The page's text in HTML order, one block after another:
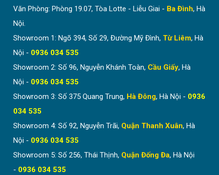
Văn Phòng: Phòng 19.07, Tòa Lotte - Liễu Giai - Ba Đình, Hà
Nội.
Showroom 1: Ngõ 394, Số 29, Đường Mỹ Đình, Từ Liêm, Hà
Nội - 0936 034 535
Showroom 2: Số 96, Nguyễn Khánh Toàn, Cầu Giấy, Hà
Nội - 0936 034 535
Showroom 3: Số 375 Quang Trung, Hà Đông, Hà Nội - 0936
034 535
Showroom 4: Số 92, Nguyễn Trãi, Quận Thanh Xuân, Hà
Nội - 0936 034 535
Showroom 5: Số 256, Thái Thịnh, Quận Đống Đa, Hà Nội
- 0936 034 535